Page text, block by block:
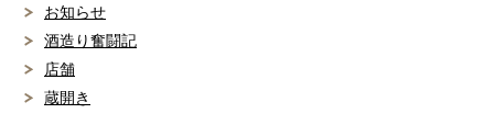
お知らせ
酒造り奮闘記
店舗
蔵開き